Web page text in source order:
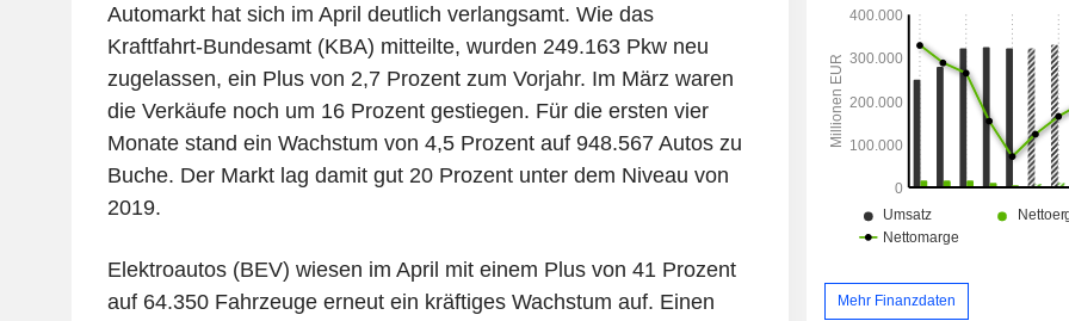
Automarkt hat sich im April deutlich verlangsamt. Wie das
Kraftfahrt-Bundesamt (KBA) mitteilte, wurden 249.163 Pkw neu
zugelassen, ein Plus von 2,7 Prozent zum Vorjahr. Im März waren
die Verkäufe noch um 16 Prozent gestiegen. Für die ersten vier
Monate stand ein Wachstum von 4,5 Prozent auf 948.567 Autos zu
Buche. Der Markt lag damit gut 20 Prozent unter dem Niveau von
2019.
Elektroautos (BEV) wiesen im April mit einem Plus von 41 Prozent
auf 64.350 Fahrzeuge erneut ein kräftiges Wachstum auf. Einen
Mobilitätsdienstleistungen. Das
umfasst Volkswagen, Audi,
Bentley, Lamborghini,
Volkswagen Nutzfahrzeuge, Scania
Mehr Finanzdaten